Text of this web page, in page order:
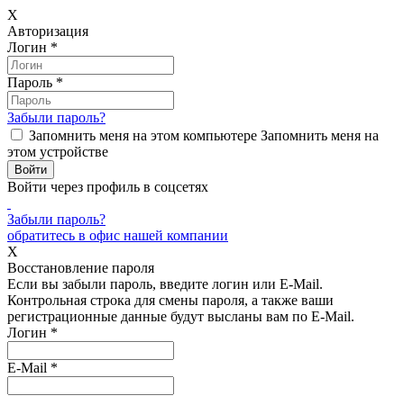
X
Авторизация
Логин *
Пароль *
Забыли пароль?
Запомнить меня на этом компьютере Запомнить меня на
этом устройстве
Войти через профиль в соцсетях
Забыли пароль?
обратитесь в офис нашей компании
X
Восстановление пароля
Если вы забыли пароль, введите логин или E-Mail.
Контрольная строка для смены пароля, а также ваши
регистрационные данные будут высланы вам по E-Mail.
Логин *
E-Mail *